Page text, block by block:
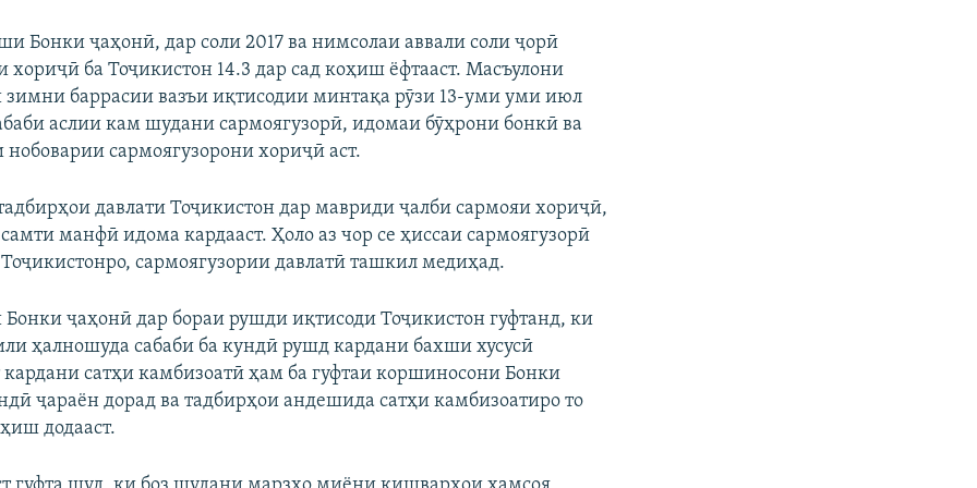
Бонки ҷаҳонӣ, дар соли 2017 ва нимсолаи аввали соли ҷорӣ
хориҷӣ ба Тоҷикистон 14.3 дар сад коҳиш ёфтааст. Масъулони
баррасии вазъи иқтисодии минтақа рӯзи 13-уми уми июл
аслии кам шудани сармоягузорӣ, идомаи бӯҳрони бонкӣ ва
сармоягузорони хориҷӣ аст.
давлати Тоҷикистон дар мавриди ҷалби сармояи хориҷӣ,
манфӣ идома кардааст. Ҳоло аз чор се ҳиссаи сармоягузорӣ
сармоягузории давлатӣ ташкил медиҳад.
ҷаҳонӣ дар бораи рушди иқтисоди Тоҷикистон гуфтанд, ки
ҳалношуда сабаби ба кундӣ рушд кардани бахши хусусӣ
кардани сатҳи камбизоатӣ ҳам ба гуфтаи коршиносони Бонки
ҷараён дорад ва тадбирҳои андешида сатҳи камбизоатиро то
додааст.